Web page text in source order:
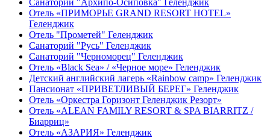
Санаторий "Архипо-Осиповка" Геленджик
Отель «ПРИМОРЬЕ GRAND RESORT HOTEL»
Геленджик
Отель "Прометей" Геленджик
Санаторий "Русь" Геленджик
Санаторий "Черноморец" Геленджик
Отель «Black Sea» / «Черное море» Геленджик
Детский английский лагерь «Rainbow camp» Геленджик
Пансионат «ПРИВЕТЛИВЫЙ БЕРЕГ» Геленджик
Отель «Оркестра Горизонт Геленджик Резорт»
Отель «ALEAN FAMILY RESORT & SPA BIARRITZ /
Биарриц»
Отель «АЗАРИЯ» Геленджик